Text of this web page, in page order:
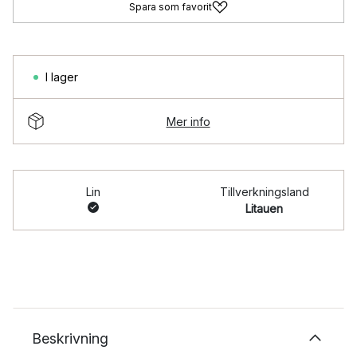
Spara som favorit
I lager
Mer info
Lin
Tillverkningsland
Litauen
Beskrivning